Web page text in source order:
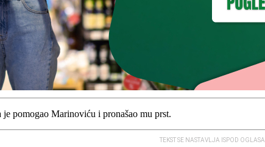
pomogao Marinoviću i pronašao mu prst.
TEKST SE NASTAVLJA ISPOD OGLASA